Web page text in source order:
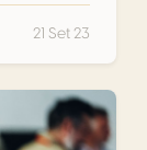
21 Set 23